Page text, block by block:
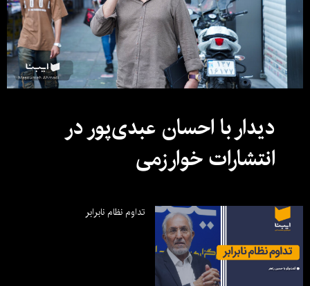
دیدار با احسان عبدی‌پور در
انتشارات خوارزمی
تداوم نظام نابرابر